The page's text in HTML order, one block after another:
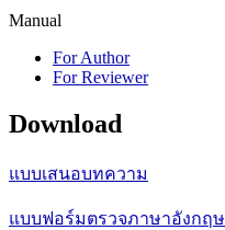
Manual
For Author
For Reviewer
Download
แบบเสนอบทความ
แบบฟอร์มตรวจภาษาอังกฤษ